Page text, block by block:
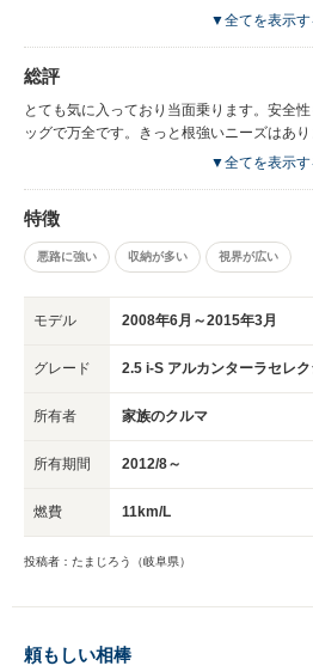
で出たらと思います。スバルがエクシーガ
一番ですが。
▼全てを表示す
総評
とても気に入っており当面乗ります。安全
ッグで万全です。きっと根強いニーズはあ
▼全てを表示す
特徴
悪路に強い 収納が多い 視界が広い
モデル 2008年6月～2015年3月
グレード 2.5 i-S アルカンターラセレ
所有者 家族のクルマ
所有期間 2012/8～
燃費 11km/L
投稿者：たまじろう（岐阜県）
頼もしい相棒